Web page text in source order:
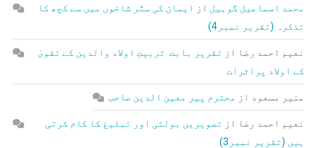
محمد اسماعیل گوہیل از
ایمان کی ستّر شاخوں میں سے کچھ کا
تذکرہ (تقریر نمبر4)
نعیم احمد رضا از تقریر بابت تربیتِ اولاد والدین کے تقویٰ
کے اولاد پراثرات
منیر مسعود از محترم پیر معین الدین صاحب
نعیم احمد رضا از تصویریں بولتی اور تبلیغ کا کام کرتی
ہیں (تقریر نمبر3)